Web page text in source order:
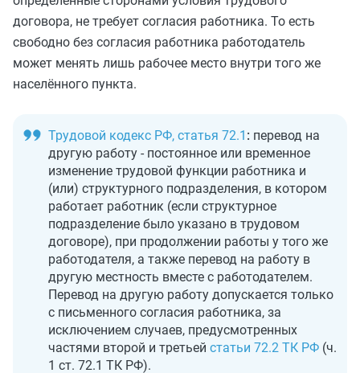
договора, не требует согласия работника. То есть
свободно без согласия работника работодатель
может менять лишь рабочее место внутри того же
населённого пункта.
Трудовой кодекс РФ, статья 72.1 : перевод на
другую работу - постоянное или временное
изменение трудовой функции работника и
(или) структурного подразделения, в котором
работает работник (если структурное
подразделение было указано в трудовом
договоре), при продолжении работы у того же
работодателя, а также перевод на работу в
другую местность вместе с работодателем.
Перевод на другую работу допускается только
с письменного согласия работника, за
исключением случаев, предусмотренных
частями второй и третьей статьи 72.2 ТК РФ (ч.
1 ст. 72.1 ТК РФ).